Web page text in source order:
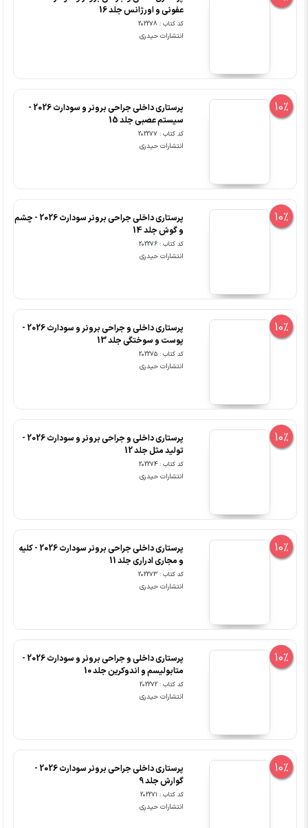
عفونی و اورژانس جلد 16
کد کتاب : 202278
انتشارات حیدری
10%
پرستاری داخلی جراحی برونر و سودارث 2026 -
سیستم عصبی جلد 15
کد کتاب : 202277
انتشارات حیدری
10%
پرستاری داخلی جراحی برونر سودارث 2026 - چشم
و گوش جلد 14
کد کتاب : 202276
انتشارات حیدری
10%
پرستاری داخلی و جراحی برونر و سودارث 2026 -
پوست و سوختگی جلد 13
کد کتاب : 202275
انتشارات حیدری
10%
پرستاری داخلی و جراحی برونر و سودارث 2026 -
تولید مثل جلد 12
کد کتاب : 202274
انتشارات حیدری
10%
پرستاری داخلی جراحی برونر سودارث 2026 - کلیه
و مجاری ادراری جلد 11
کد کتاب : 202273
انتشارات حیدری
10%
پرستاری داخلی و جراحی برونر و سودارث 2026 -
متابولیسم و اندوکرین جلد 10
کد کتاب : 202272
انتشارات حیدری
10%
پرستاری داخلی جراحی برونر سودارث 2026 -
گوارش جلد 9
کد کتاب : 202271
انتشارات حیدری